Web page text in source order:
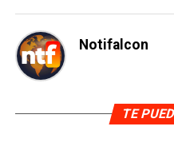
Notifalcon
TE